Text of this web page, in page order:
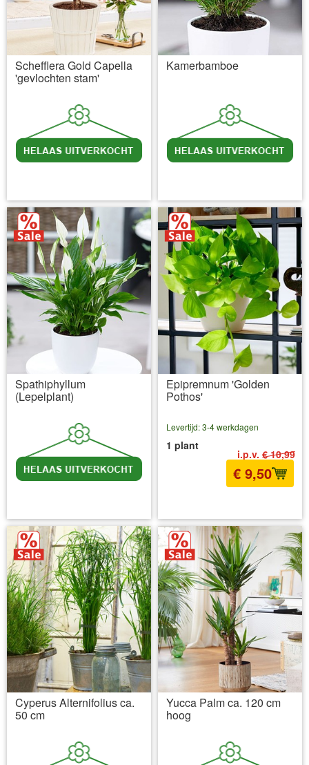
Schefflera Gold Capella
'gevlochten stam'
Kamerbamboe
Spathiphyllum
(Lepelplant)
Epipremnum 'Golden
Pothos'
i.p.v. € 10,99
Levertijd: 3-4 werkdagen
1 plant
€ 9,50
Cyperus Alternifolius ca.
50 cm
Yucca Palm ca. 120 cm
hoog